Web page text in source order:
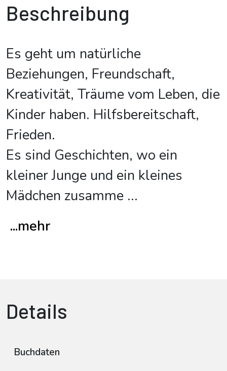
Beschreibung
Es geht um natürliche
Beziehungen, Freundschaft,
Kreativität, Träume vom Leben, die
Kinder haben. Hilfsbereitschaft,
Frieden.
Es sind Geschichten, wo ein
kleiner Junge und ein kleines
Mädchen zusamme ...
...mehr
Details
Buchdaten